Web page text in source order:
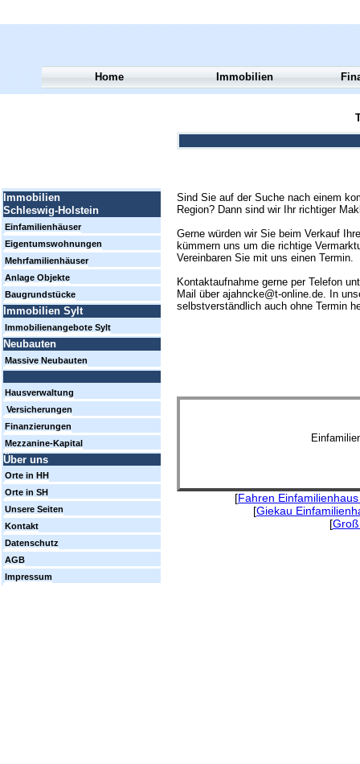
Sind Sie auf der Suche nach einem
Region? Dann sind wir Ihr richtiger
Gerne würden wir Sie beim Verkauf
kümmern uns um die richtige
Vereinbaren Sie mit uns einen Termin.
Kontaktaufnahme gerne per Telefon
Mail über ajahncke@t-online.de. In
selbstverständlich auch ohne Termin
[Fahren
[Giekau
[
Home Immobilien
Immobilien
Schleswig-Holstein
Einfamilienhäuser
Eigentumswohnungen
Mehrfamilienhäuser
Anlage Objekte
Baugrundstücke
Immobilien Sylt
Immobilienangebote Sylt
Neubauten
Massive Neubauten
Hausverwaltung
Versicherungen
Finanzierungen
Mezzanine-Kapital
Über uns
Orte in HH
Orte in SH
Unsere Seiten
Kontakt
Datenschutz
AGB
Impressum